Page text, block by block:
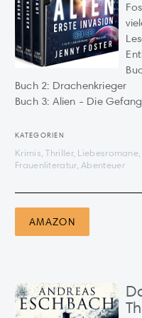
Buch 2: Drachenkrieger
Buch 3: Alien - Die
KATEGORIEN
Krimis, Thriller,
Frauenliteratur, Abenteuer
AMAZON